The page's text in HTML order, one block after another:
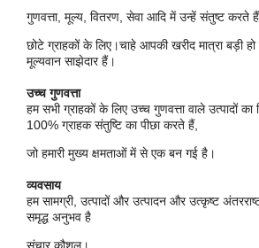
गुणवत्ता, मूल्य, वितरण, सेवा आदि में उन्हें संतुष्ट करते
छोटे ग्राहकों के लिए।चाहे आपकी खरीद मात्रा बड़ी
मूल्यवान साझेदार हैं।
उच्च गुणवत्ता
हम सभी ग्राहकों के लिए उच्च गुणवत्ता वाले उत्पादों का
100% ग्राहक संतुष्टि का पीछा करते हैं,
जो हमारी मुख्य क्षमताओं में से एक बन गई है।
व्यवसाय
हम सामग्री, उत्पादों और उत्पादन और उत्कृष्ट
समृद्ध अनुभव है
संचार कौशल।